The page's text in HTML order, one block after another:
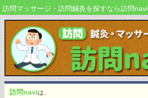
訪問マッサージ・訪問鍼灸を探すなら訪問navi
訪問naviは、